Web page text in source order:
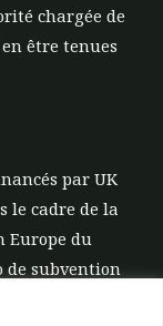
chargée de
être tenues
par UK
le cadre de la
Europe du
subvention